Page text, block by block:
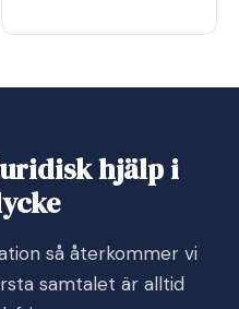
hjälp i
så återkommer vi
samtalet är alltid